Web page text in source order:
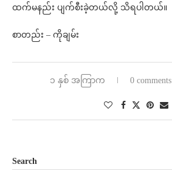
ထက်မနည်း ပျက်စီးခဲ့တယ်လို့ သိရပါတယ်။
စာတည်း – ကိုချမ်း
၁ နှစ် အကြာက 0 comments
Search